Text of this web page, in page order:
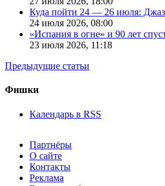
Куда пойти 24 — 26 июля:
24 июля 2026, 08:00
«Испания в огне» и 90 лет
23 июля 2026, 11:18
Предыдущие статьи
Фишки
Календарь в RSS
Партнёры
О сайте
Контакты
Реклама